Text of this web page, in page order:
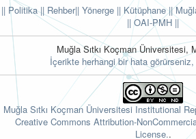
|| Politika|| Rehber|| Yönerge || Kütüphane||
|| OAI-PMH ||
Muğla Sıtkı Koçman Üniversitesi,
İçerikte herhangi bir hata
Muğla Sıtkı Koçman Üniversitesi Institutional
Creative Commons Attribution-
License..